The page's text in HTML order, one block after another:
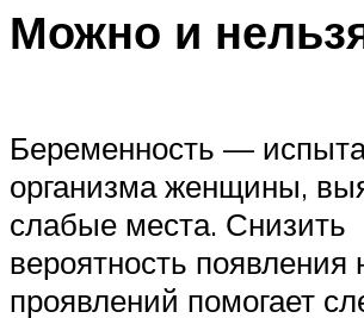
Можно и
Беременность —
организма женщины,
слабые места. Снизить
вероятность появления
проявлений помогает